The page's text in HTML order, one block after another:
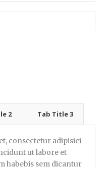
2 Tab Title 3
consectetur adipisici
ut labore et
habebis sem dicantur